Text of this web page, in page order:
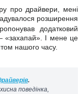
про драйвери, мені
розширення
додатковий
«захапай». І мене це
нашого часу.
.
поведінка,